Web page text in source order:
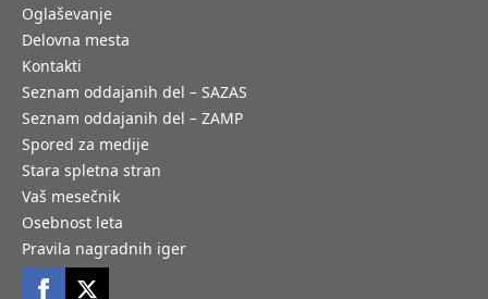
Oglaševanje
Delovna mesta
Kontakti
Seznam oddajanih del – SAZAS
Seznam oddajanih del – ZAMP
Spored za medije
Stara spletna stran
Vaš mesečnik
Osebnost leta
Pravila nagradnih iger